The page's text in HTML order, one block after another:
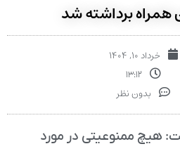
همراه برداشته شد
خرداد ۱۰, ۱۴۰۴
۱۳:۱۲
بدون نظر
هیچ ممنوعیتی در مورد